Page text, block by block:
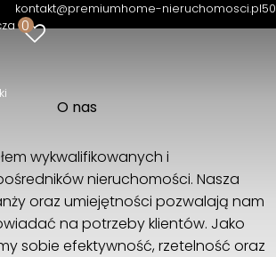
kontakt@premiumhome-nieruchomosci.pl
0
104
Trybunalski
O nas
wykwalifikowanych i
nieruchomości. Nasza
oraz umiejętności pozwalają nam
na potrzeby klientów. Jako
sobie efektywność, rzetelność oraz